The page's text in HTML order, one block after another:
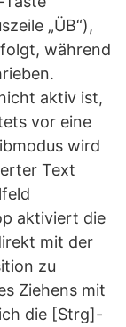
„ÜB“),
während
aktiv ist,
vor eine
wird
Text
aktiviert die
mit der
zu
Ziehens mit
die [Strg]-